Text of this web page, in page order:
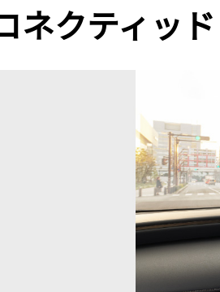
ネクティッド